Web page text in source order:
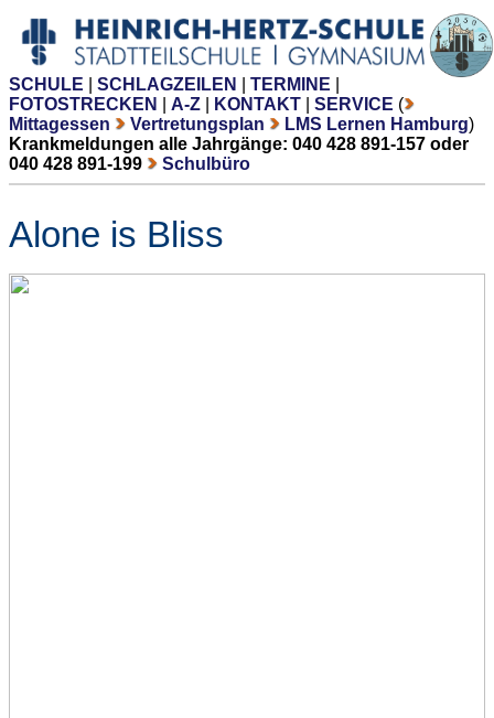
SCHULE SCHLAGZEILEN TERMINE
FOTOSTRECKEN
A-Z KONTAKT SERVICE (
Mittagessen
Vertretungsplan LMS Lernen Hamburg)
Krankmeldungen alle Jahrgänge: 040 428 891-157 oder
040 428 891-199
Schulbüro
Alone is Bliss